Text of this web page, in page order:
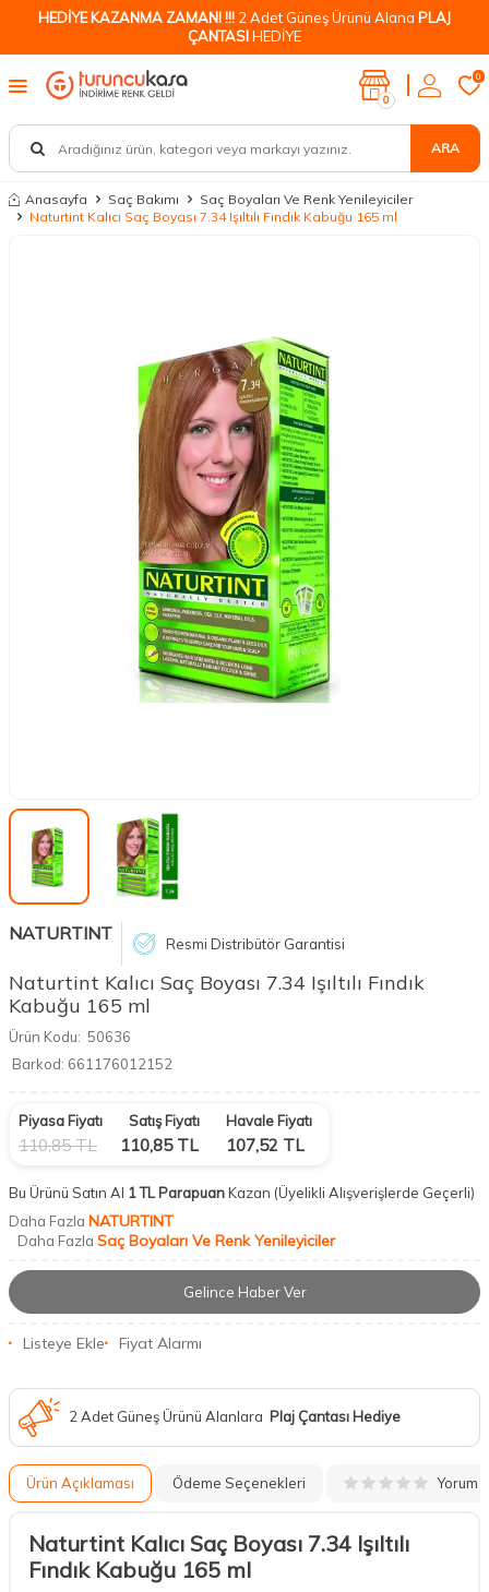
HEDİYE KAZANMA ZAMANI !!! 2 Adet Güneş Ürünü Alana PLAJ
ÇANTASIHEDİYE
ARA
0
0
Anasayfa Saç Bakımı
Saç Boyaları Ve Renk Yenileyiciler
Naturtint Kalıcı Saç Boyası 7.34 Işıltılı Fındık Kabuğu 165 ml
NATURTINT Resmi Distribütör Garantisi
Naturtint Kalıcı Saç Boyası 7.34 Işıltılı Fındık
Kabuğu 165 ml
Ürün Kodu: 50636
Barkod: 661176012152
Piyasa Fiyatı
110,85TL
Satış Fiyatı
110,85TL
Havale Fiyatı
107,52 TL
Bu Ürünü Satın Al 1 TL ParapuanKazan (Üyelikli Alışverişlerde Geçerli)
Daha Fazla NATURTINT
Daha Fazla Saç Boyaları Ve Renk Yenileyiciler
Gelince Haber Ver
Listeye Ekle Fiyat Alarmı
2 Adet Güneş Ürünü Alanlara Plaj Çantası Hediye
Ürün Açıklaması Ödeme Seçenekleri Yorum
Naturtint Kalıcı Saç Boyası 7.34 Işıltılı
Fındık Kabuğu 165 ml